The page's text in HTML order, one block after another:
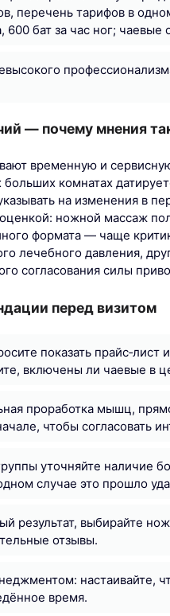
перечень тарифов в
600 бат за час ног; чаевые
— почему мнения
временную и
больших комнатах
на изменения в
ножной массаж
формата — чаще
лечебного давления,
согласования силы
перед визитом
показать
включены ли чаевые в
проработка мышц,
чтобы согласовать
уточняйте наличие
случае это прошло
результат, выбирайте
отзывы.
настаивайте,
время.